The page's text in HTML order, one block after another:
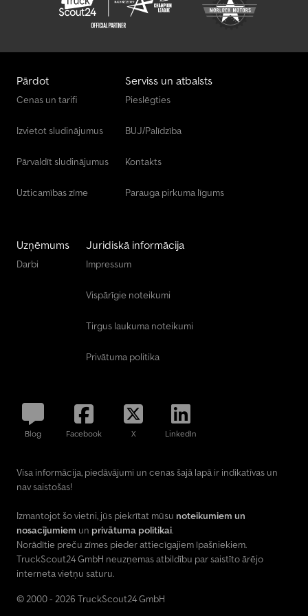
Pārdot
Cenas un tarifi
Izvietot sludinājumus
Pārvaldīt sludinājumus
Uzticamības zīme
Serviss un atbalsts
Pieslēgties
BUJ/Palīdzība
Kontakts
Parauga pirkuma līgums
Uzņēmums
Darbi
Juridiskā informācija
Impressum
Vispārīgie noteikumi
Tirgus laukuma noteikumi
Privātuma politika
Blog Facebook X LinkedIn
Visa informācija, piedāvājumi un cenas šajā lapā ir indikatīvas un
nav saistošas!
Izmantojot šo vietni, jūs piekrītat mūsu noteikumiem un
nosacījumiem un privātuma politikai.
Norādītie preču zīmes pieder attiecīgajiem īpašniekiem.
TruckScout24 GmbH neuzņemas atbildību par saistīto ārējo
interneta vietņu saturu.
© 2000 - 2026 TruckScout24 GmbH